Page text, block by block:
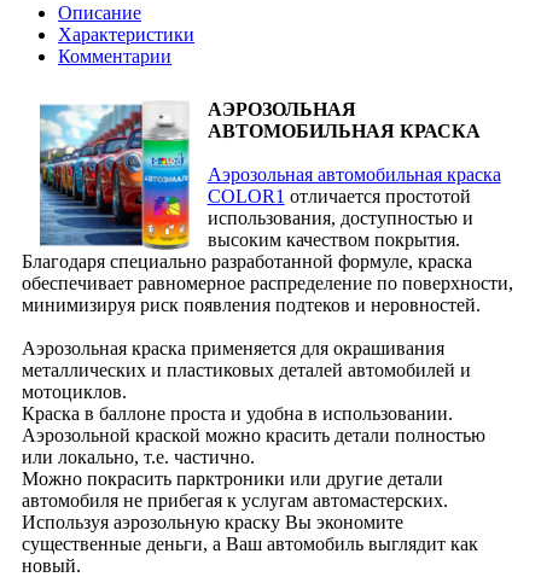
Описание
Характеристики
Комментарии
АЭРОЗОЛЬНАЯ
АВТОМОБИЛЬНАЯ КРАСКА
Аэрозольная автомобильная краска
COLOR1 отличается простотой
использования, доступностью и
высоким качеством покрытия.
Благодаря специально разработанной формуле, краска
обеспечивает равномерное распределение по поверхности,
минимизируя риск появления подтеков и неровностей.
Аэрозольная краска применяется для окрашивания
металлических и пластиковых деталей автомобилей и
мотоциклов.
Краска в баллоне проста и удобна в использовании.
Аэрозольной краской можно красить детали полностью
или локально, т.е. частично.
Можно покрасить парктроники или другие детали
автомобиля не прибегая к услугам автомастерских.
Используя аэрозольную краску Вы экономите
существенные деньги, а Ваш автомобиль выглядит как
новый.